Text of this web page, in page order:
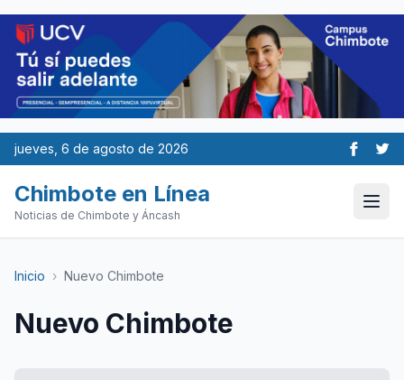
jueves, 6 de agosto de 2026
Chimbote en Línea
Noticias de Chimbote y Áncash
Inicio › Nuevo Chimbote
Nuevo Chimbote